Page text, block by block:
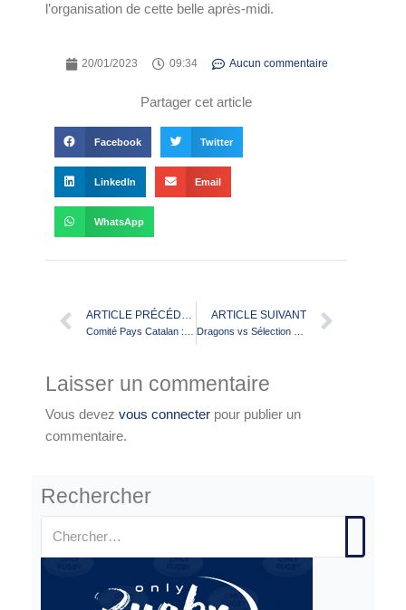
l’organisation de cette belle après-midi.
20/01/2023 09:34 Aucun commentaire
Partager cet article
Facebook Twitter
LinkedIn Email
WhatsApp
ARTICLE PRÉCÉDENT ARTICLE SUIVANT
Laisser un commentaire
Vous devez vous connecter pour publier un
commentaire.
Rechercher